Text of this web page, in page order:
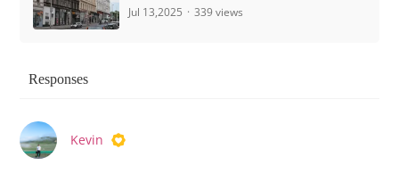
Jul 13,2025 339 views
Responses
Kevin